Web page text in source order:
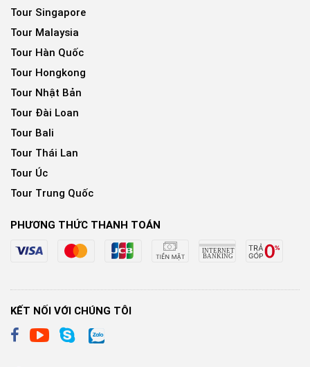
Tour Singapore
Tour Malaysia
Tour Hàn Quốc
Tour Hongkong
Tour Nhật Bản
Tour Đài Loan
Tour Bali
Tour Thái Lan
Tour Úc
Tour Trung Quốc
PHƯƠNG THỨC THANH TOÁN
KẾT NỐI VỚI CHÚNG TÔI